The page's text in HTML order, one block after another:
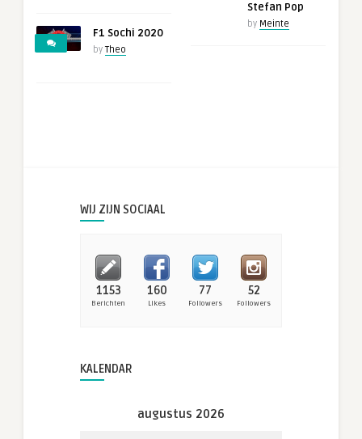
F1 Sochi 2020
by Theo
Stefan Pop
by Meinte
WIJ ZIJN SOCIAAL
1153
Berichten
160
Likes
77
Followers
52
Followers
KALENDAR
augustus 2026